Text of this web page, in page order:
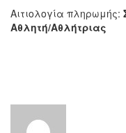
Αιτιολογία πληρωμής:
Αθλητή/Αθλήτριας